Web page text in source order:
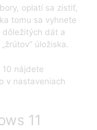
oplatí sa zistiť,
tomu sa vyhnete
dát a
úložiska.
10 nájdete
v nastaveniach
11